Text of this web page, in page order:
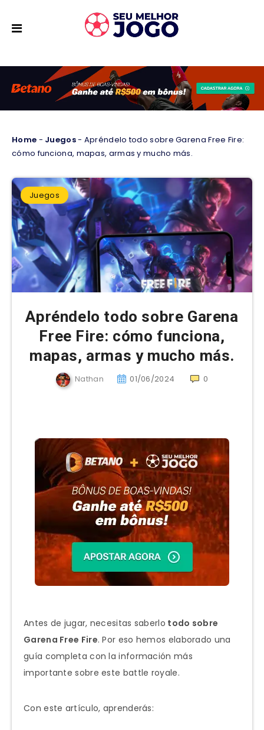
Home - Juegos- Apréndelo todo sobre Garena Free Fire:
cómo funciona, mapas, armas y mucho más.
Juegos
Apréndelo todo sobre Garena
Free Fire: cómo funciona,
mapas, armas y mucho más.
Nathan 01/06/2024 0
Antes de jugar, necesitas saberlo todo sobre
Garena Free Fire. Por eso hemos elaborado una
guía completa con la información más
importante sobre este battle royale.
Con este artículo, aprenderás: